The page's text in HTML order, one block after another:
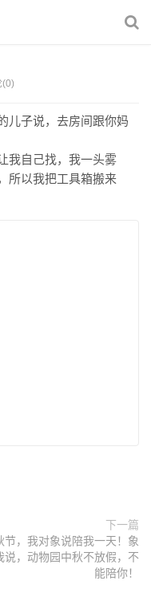
(0)
儿子说，去房间跟你妈
我自己找，我一头雾
所以我把工具箱搬来
下一篇
节，我对象说陪我一天！象
说，动物园中秋不放假，不
能陪你！